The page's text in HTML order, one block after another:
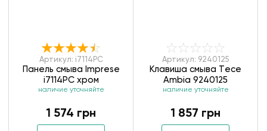
Артикул: i7114PC
Панель смыва Imprese
i7114PC хром
наличие уточняйте
1 574 грн
Артикул: 9240125
Клавиша смыва Тece
Ambia 9240125
наличие уточняйте
1 857 грн